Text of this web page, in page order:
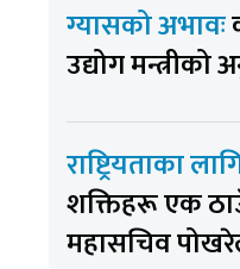
ग्यासको अभावः
उद्योग मन्त्रीको
राष्ट्रियताका
शक्तिहरू एक
महासचिव